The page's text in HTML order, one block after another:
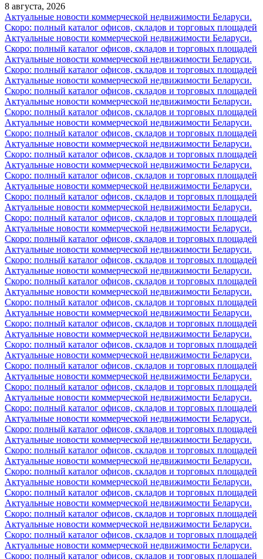
8 августа, 2026
Актуальные новости коммерческой недвижимости Беларуси.
Скоро: полный каталог офисов, складов и торговых площадей
Актуальные новости коммерческой недвижимости Беларуси.
Скоро: полный каталог офисов, складов и торговых площадей
Актуальные новости коммерческой недвижимости Беларуси.
Скоро: полный каталог офисов, складов и торговых площадей
Актуальные новости коммерческой недвижимости Беларуси.
Скоро: полный каталог офисов, складов и торговых площадей
Актуальные новости коммерческой недвижимости Беларуси.
Скоро: полный каталог офисов, складов и торговых площадей
Актуальные новости коммерческой недвижимости Беларуси.
Скоро: полный каталог офисов, складов и торговых площадей
Актуальные новости коммерческой недвижимости Беларуси.
Скоро: полный каталог офисов, складов и торговых площадей
Актуальные новости коммерческой недвижимости Беларуси.
Скоро: полный каталог офисов, складов и торговых площадей
Актуальные новости коммерческой недвижимости Беларуси.
Скоро: полный каталог офисов, складов и торговых площадей
Актуальные новости коммерческой недвижимости Беларуси.
Скоро: полный каталог офисов, складов и торговых площадей
Актуальные новости коммерческой недвижимости Беларуси.
Скоро: полный каталог офисов, складов и торговых площадей
Актуальные новости коммерческой недвижимости Беларуси.
Скоро: полный каталог офисов, складов и торговых площадей
Актуальные новости коммерческой недвижимости Беларуси.
Скоро: полный каталог офисов, складов и торговых площадей
Актуальные новости коммерческой недвижимости Беларуси.
Скоро: полный каталог офисов, складов и торговых площадей
Актуальные новости коммерческой недвижимости Беларуси.
Скоро: полный каталог офисов, складов и торговых площадей
Актуальные новости коммерческой недвижимости Беларуси.
Скоро: полный каталог офисов, складов и торговых площадей
Актуальные новости коммерческой недвижимости Беларуси.
Скоро: полный каталог офисов, складов и торговых площадей
Актуальные новости коммерческой недвижимости Беларуси.
Скоро: полный каталог офисов, складов и торговых площадей
Актуальные новости коммерческой недвижимости Беларуси.
Скоро: полный каталог офисов, складов и торговых площадей
Актуальные новости коммерческой недвижимости Беларуси.
Скоро: полный каталог офисов, складов и торговых площадей
Актуальные новости коммерческой недвижимости Беларуси.
Скоро: полный каталог офисов, складов и торговых площадей
Актуальные новости коммерческой недвижимости Беларуси.
Скоро: полный каталог офисов, складов и торговых площадей
Актуальные новости коммерческой недвижимости Беларуси.
Скоро: полный каталог офисов, складов и торговых площадей
Актуальные новости коммерческой недвижимости Беларуси.
Скоро: полный каталог офисов, складов и торговых площадей
Актуальные новости коммерческой недвижимости Беларуси.
Скоро: полный каталог офисов, складов и торговых площадей
Актуальные новости коммерческой недвижимости Беларуси.
Скоро: полный каталог офисов, складов и торговых площадей